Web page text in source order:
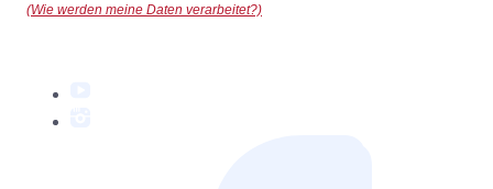
(Wie werden meine Daten verarbeitet?)